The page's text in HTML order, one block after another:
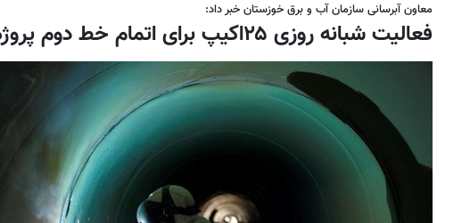
معاون آبرسانی سازمان آب و برق خوزستان خبر داد:
فعالیت شبانه روزی ۲۵اکیپ برای اتمام خط دوم پروژه آبرسانی غدیر